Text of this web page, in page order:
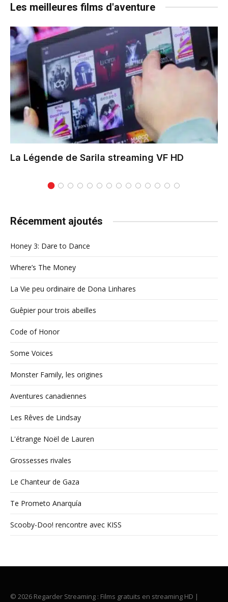
Les meilleures films d'aventure
La Légende de Sarila streaming VF HD
Récemment ajoutés
Honey 3: Dare to Dance
Where’s The Money
La Vie peu ordinaire de Dona Linhares
Guêpier pour trois abeilles
Code of Honor
Some Voices
Monster Family, les origines
Aventures canadiennes
Les Rêves de Lindsay
L'étrange Noël de Lauren
Grossesses rivales
Le Chanteur de Gaza
Te Prometo Anarquía
Scooby-Doo! rencontre avec KISS
© 2026 Regarder Streaming : Films gratuits en streaming HD |